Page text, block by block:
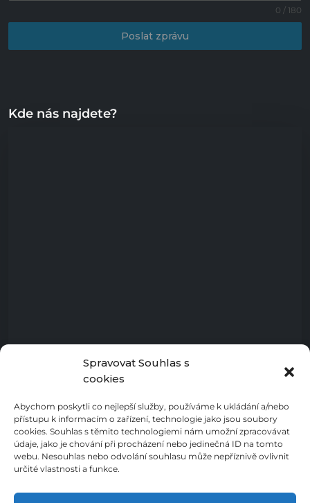
Spravovat Souhlas s
cookies
Abychom poskytli co nejlepší služby, používáme k ukládání a/nebo
přístupu k informacím o zařízení, technologie jako jsou soubory
cookies. Souhlas s těmito technologiemi nám umožní zpracovávat
údaje, jako je chování při procházení nebo jedinečná ID na tomto
webu. Nesouhlas nebo odvolání souhlasu může nepříznivě ovlivnit
určité vlastnosti a funkce.
0 / 180
Poslat zprávu
Kde nás najdete?